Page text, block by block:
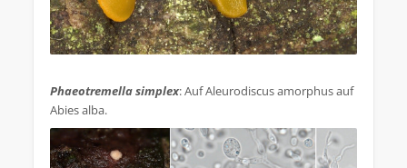
Phaeotremella simplex: Auf Aleurodiscus amorphus auf
Abies alba.